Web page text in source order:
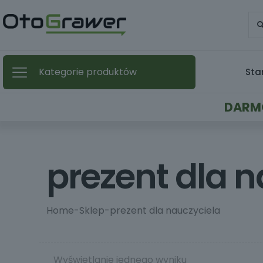
Kategorie produktów
prezent dla
Home-Sklep-prezent dla nauczyciela
Wyświetlanie jednego wyniku